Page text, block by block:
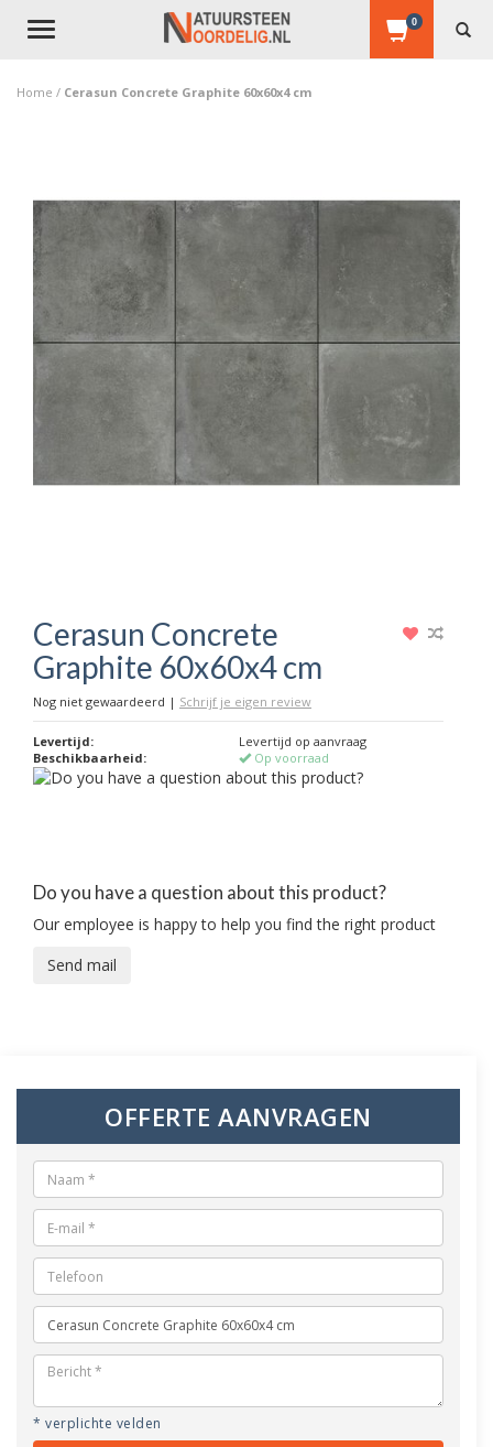
Toggle
0
Home / Cerasun Concrete Graphite 60x60x4 cm
Cerasun Concrete
Graphite 60x60x4 cm
Nog niet gewaardeerd | Schrijf je eigen review
Levertijd:
Levertijd op aanvraag
Beschikbaarheid:
Op voorraad
Do you have a question about this product?
Our employee is happy to help you find the right product
Send mail
OFFERTE AANVRAGEN
* verplichte velden